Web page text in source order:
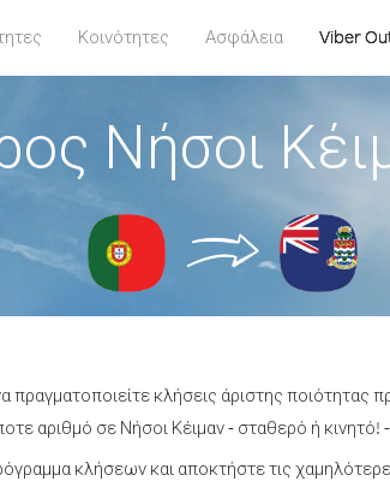
Κοινότητες Ασφάλεια Viber
Νήσοι
πραγματοποιείτε κλήσεις άριστης ποιότητας
αριθμό σε Νήσοι Κέιμαν - σταθερό ή
κλήσεων και αποκτήστε τις